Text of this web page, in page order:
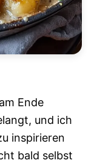
Ende
und ich
inspirieren
bald selbst